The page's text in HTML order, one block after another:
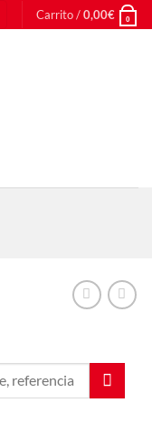
Carrito /0,00€ 0